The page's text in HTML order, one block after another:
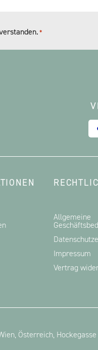
*
Allgemeine
Impressum
Vertrag
Österreich, Hockegasse